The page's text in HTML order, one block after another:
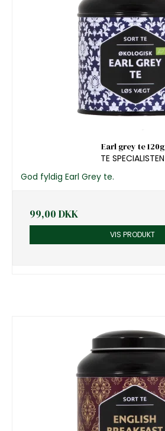
Earl grey te 120g
TE SPECIALISTEN
God fyldig Earl Grey te.
99,00 DKK
VIS PRODUKT